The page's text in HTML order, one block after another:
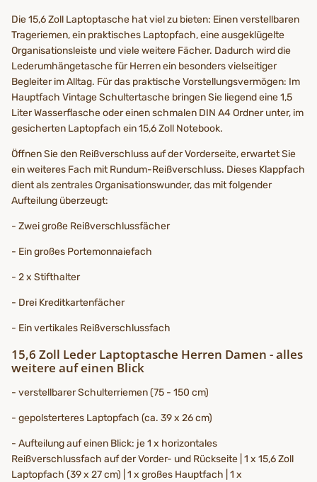
Die 15,6 Zoll Laptoptasche hat viel zu bieten: Einen verstellbaren
Trageriemen, ein praktisches Laptopfach, eine ausgeklügelte
Organisationsleiste und viele weitere Fächer. Dadurch wird die
Lederumhängetasche für Herren ein besonders vielseitiger
Begleiter im Alltag. Für das praktische Vorstellungsvermögen: Im
Hauptfach Vintage Schultertasche bringen Sie liegend eine 1,5
Liter Wasserflasche oder einen schmalen DIN A4 Ordner unter, im
gesicherten Laptopfach ein 15,6 Zoll Notebook.
Öffnen Sie den Reißverschluss auf der Vorderseite, erwartet Sie
ein weiteres Fach mit Rundum-Reißverschluss. Dieses Klappfach
dient als zentrales Organisationswunder, das mit folgender
Aufteilung überzeugt:
- Zwei große Reißverschlussfächer
- Ein großes Portemonnaiefach
- 2 x Stifthalter
- Drei Kreditkartenfächer
- Ein vertikales Reißverschlussfach
15,6 Zoll Leder Laptoptasche Herren Damen - alles
weitere auf einen Blick
- verstellbarer Schulterriemen (75 - 150 cm)
- gepolsterteres Laptopfach (ca. 39 x 26 cm)
- Aufteilung auf einen Blick: je 1 x horizontales
Reißverschlussfach auf der Vorder- und Rückseite | 1 x 15,6 Zoll
Laptopfach (39 x 27 cm) | 1 x großes Hauptfach | 1 x